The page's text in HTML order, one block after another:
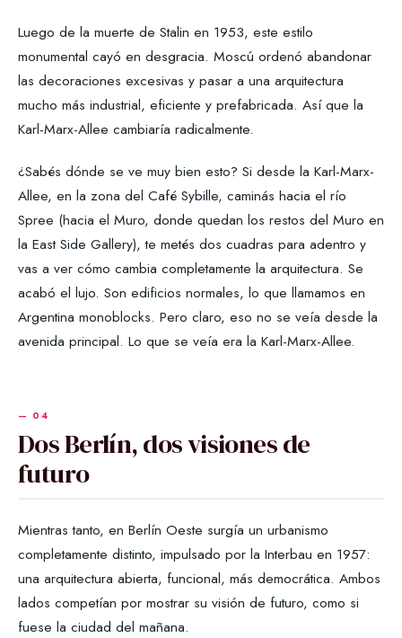
Luego de la muerte de Stalin en 1953, este estilo
monumental cayó en desgracia. Moscú ordenó abandonar
las decoraciones excesivas y pasar a una arquitectura
mucho más industrial, eficiente y prefabricada. Así que la
Karl-Marx-Allee cambiaría radicalmente.
¿Sabés dónde se ve muy bien esto? Si desde la Karl-Marx-
Allee, en la zona del Café Sybille, caminás hacia el río
Spree (hacia el Muro, donde quedan los restos del Muro en
la East Side Gallery), te metés dos cuadras para adentro y
vas a ver cómo cambia completamente la arquitectura. Se
acabó el lujo. Son edificios normales, lo que llamamos en
Argentina monoblocks. Pero claro, eso no se veía desde la
avenida principal. Lo que se veía era la Karl-Marx-Allee.
Dos Berlín, dos visiones de
futuro
Mientras tanto, en Berlín Oeste surgía un urbanismo
completamente distinto, impulsado por la Interbau en 1957:
una arquitectura abierta, funcional, más democrática. Ambos
lados competían por mostrar su visión de futuro, como si
fuese la ciudad del mañana.